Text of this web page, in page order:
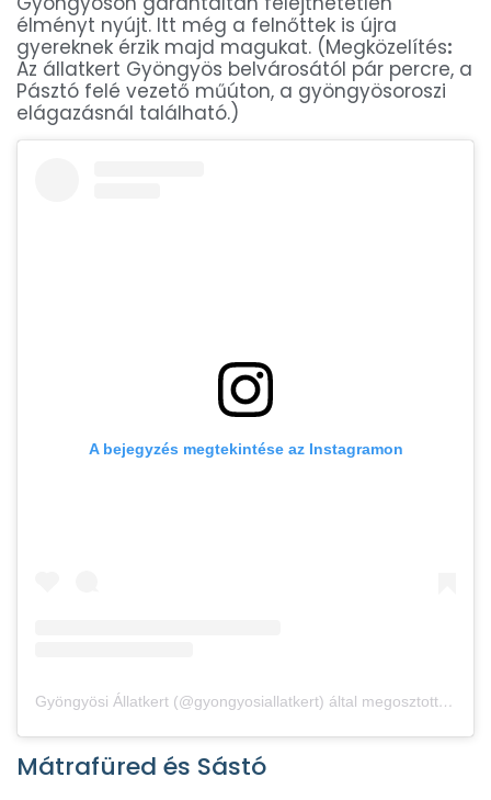
élményt nyújt. Itt még a felnőttek is újra
gyereknek érzik majd magukat. (Megközelítés:
Az állatkert Gyöngyös belvárosától pár percre, a
Pásztó felé vezető műúton, a gyöngyösoroszi
elágazásnál található.)
A bejegyzés megtekintése az Instagramon
Gyöngyösi Állatkert (@gyongyosiallatkert) által megosztott bejegyzés
Mátrafüred és Sástó